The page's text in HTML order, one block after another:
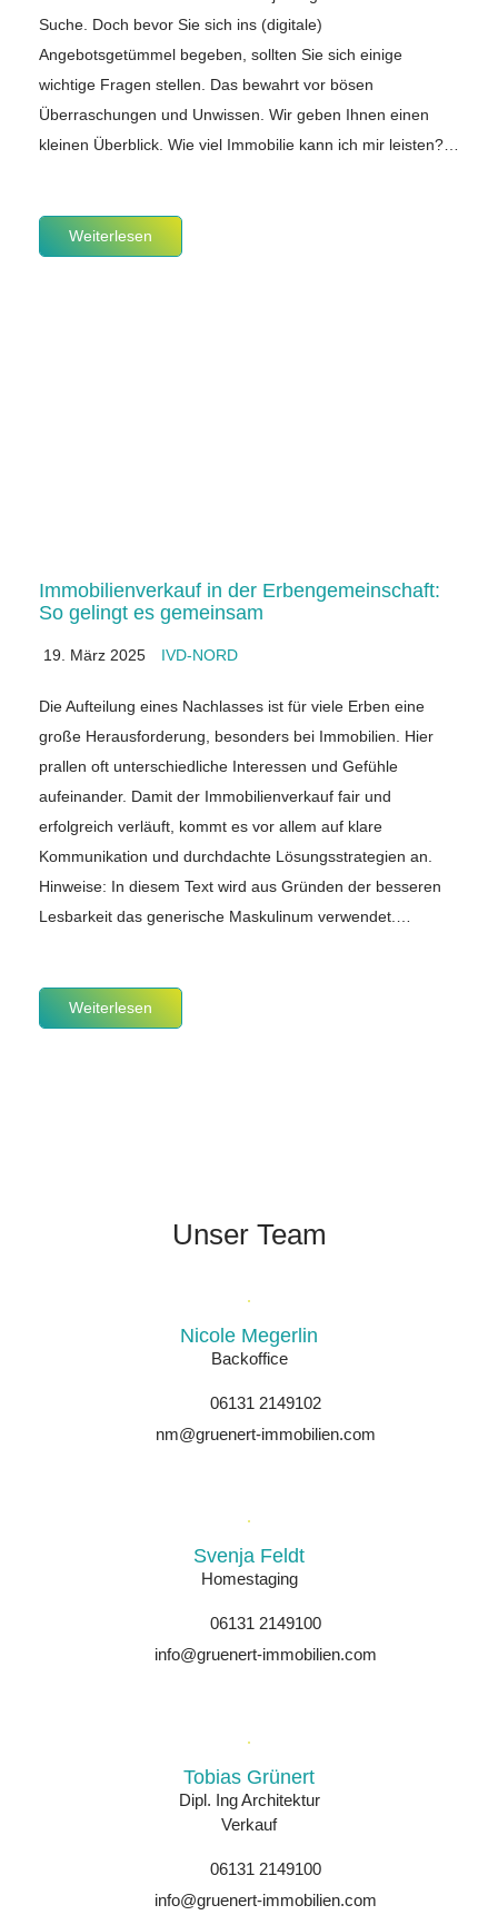
Suche. Doch bevor Sie sich ins (digitale)
Angebotsgetümmel begeben, sollten Sie sich einige
wichtige Fragen stellen. Das bewahrt vor bösen
Überraschungen und Unwissen. Wir geben Ihnen einen
kleinen Überblick. Wie viel Immobilie kann ich mir leisten?…
Weiterlesen
Immobilienverkauf in der Erbengemeinschaft:
So gelingt es gemeinsam
19. März 2025 IVD-NORD
Die Aufteilung eines Nachlasses ist für viele Erben eine
große Herausforderung, besonders bei Immobilien. Hier
prallen oft unterschiedliche Interessen und Gefühle
aufeinander. Damit der Immobilienverkauf fair und
erfolgreich verläuft, kommt es vor allem auf klare
Kommunikation und durchdachte Lösungsstrategien an.
Hinweise: In diesem Text wird aus Gründen der besseren
Lesbarkeit das generische Maskulinum verwendet.…
Weiterlesen
Unser Team
Nicole Megerlin
Backoffice
06131 2149102
nm@gruenert-immobilien.com
Svenja Feldt
Homestaging
06131 2149100
info@gruenert-immobilien.com
Tobias Grünert
Dipl. Ing Architektur
Verkauf
06131 2149100
info@gruenert-immobilien.com